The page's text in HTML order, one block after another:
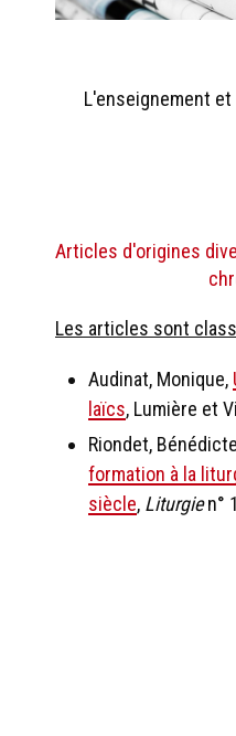
L'enseignement
Articles d'origines
Les articles sont
Audinat, Monique,
laïcs, Lumière et
Riondet,
formation à la
siècle, Liturgien°